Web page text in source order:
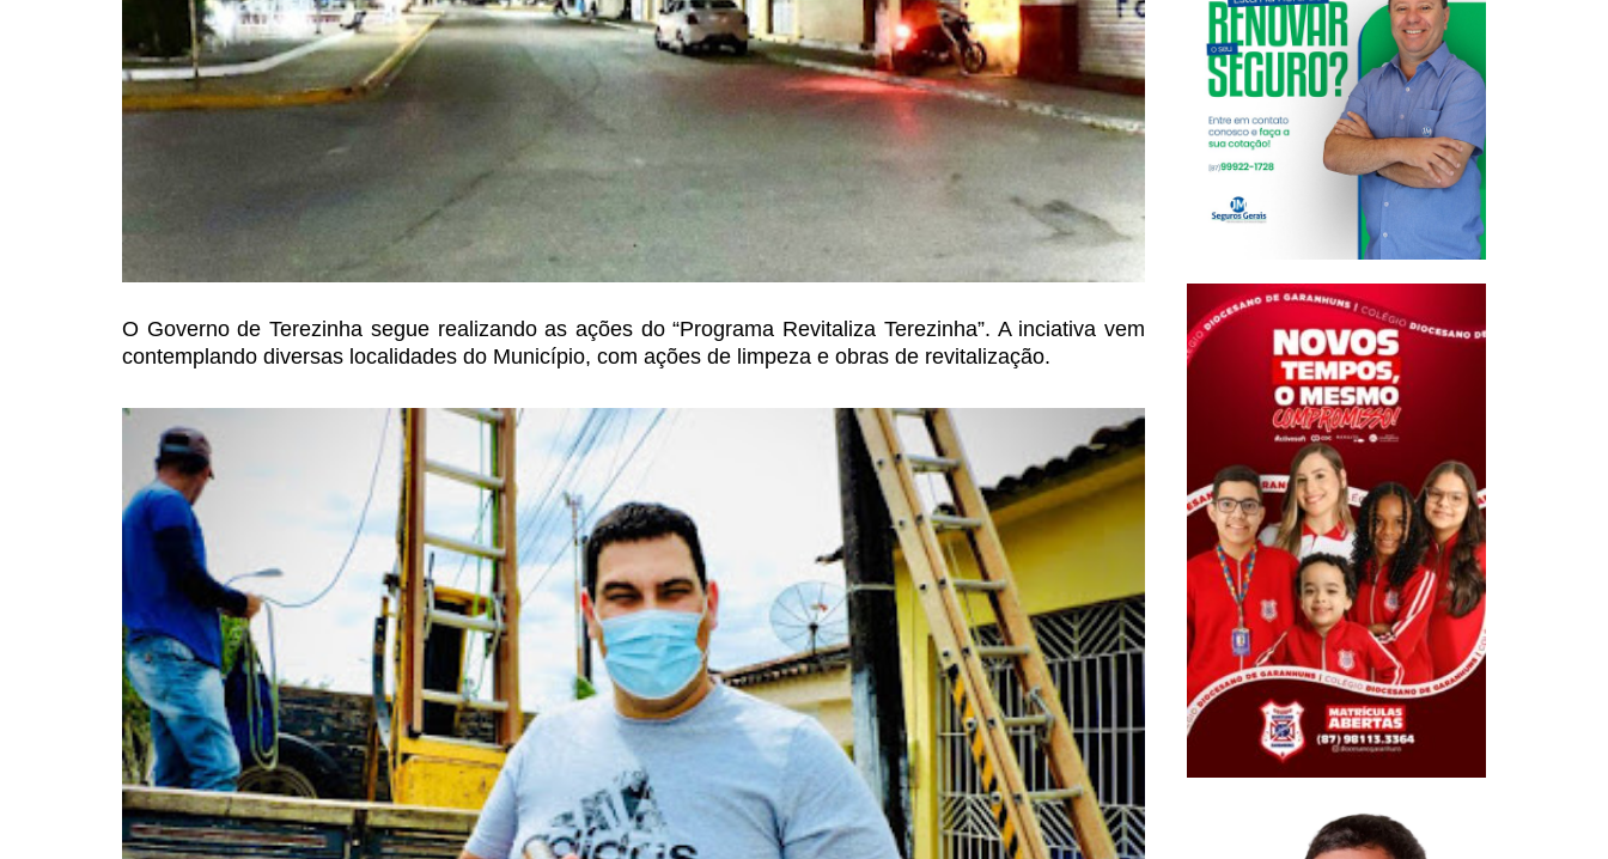
O Governo de Terezinha segue realizandoas ações do “Programa Revitaliza Terezinha”. A inciativa vem
contemplando diversas localidades do Município, com ações de limpeza e obras de revitalização.